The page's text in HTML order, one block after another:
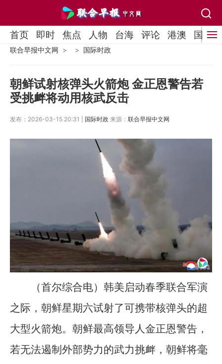
首页 即时 焦点 人物 台海 评论 港澳 国际
联合早报中文网 国际时政
朝鲜试射核弹头火箭炮 金正恩警告若
受挑衅将动用核武反击
发布：2026-03-15 20:31 | 国际时政 来源： 联合早报中文网
（首尔综合电）韩美启动春季联合军演
之际，朝鲜星期六试射了可携带核弹头的超
大型火箭炮。朝鲜最高领导人金正恩警告，
若无法遏制外部势力的武力挑衅，朝鲜将毫